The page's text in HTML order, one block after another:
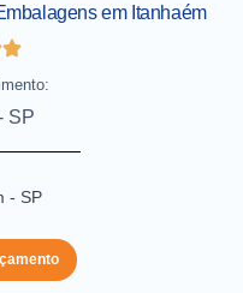
em Itanhaém
SP
- SP